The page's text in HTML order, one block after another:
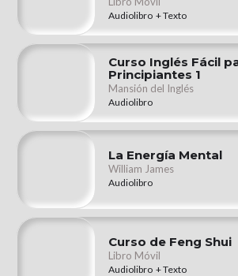
Audiolibro + Texto
Curso Inglés Fácil
Principiantes 1
Mansión del Inglés
Audiolibro
La Energía Mental
William James
Audiolibro
Curso de Feng Shui
Libro Móvil
Audiolibro + Texto